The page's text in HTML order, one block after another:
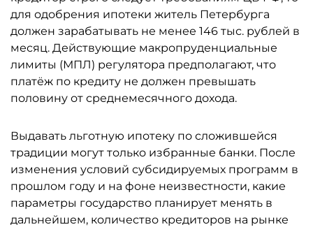
для одобрения ипотеки житель Петербурга
должен зарабатывать не менее 146 тыс. рублей в
месяц. Действующие макропруденциальные
лимиты (МПЛ) регулятора предполагают, что
платёж по кредиту не должен превышать
половину от среднемесячного дохода.
Выдавать льготную ипотеку по сложившейся
традиции могут только избранные банки. После
изменения условий субсидируемых программ в
прошлом году и на фоне неизвестности, какие
параметры государство планирует менять в
дальнейшем, количество кредиторов на рынке